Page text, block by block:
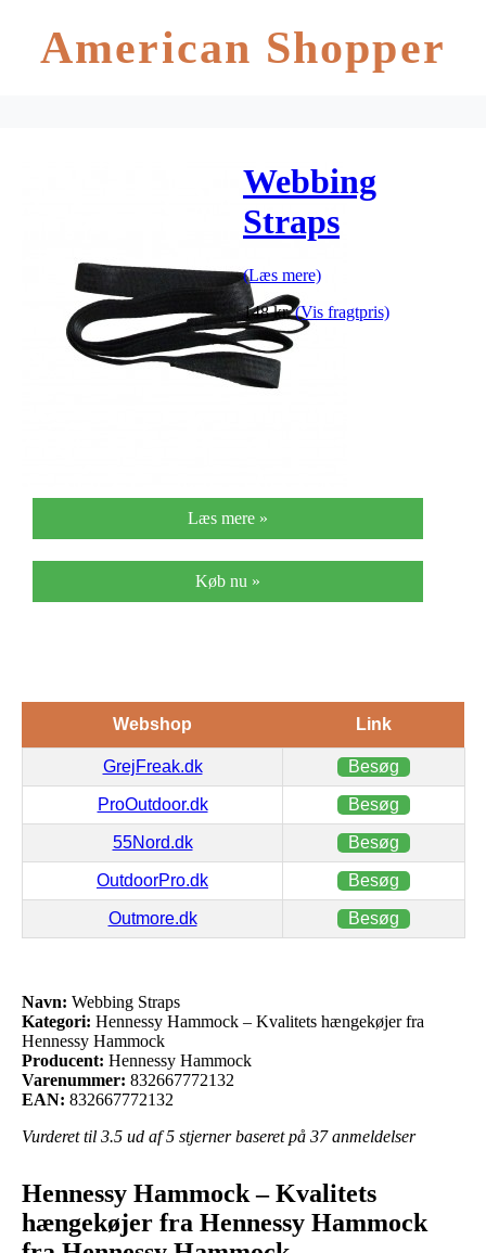
American Shopper
Webbing
Straps
(Læs mere)
148 kr. (Vis fragtpris)
Læs mere »
Køb nu »
Webshop Link
GrejFreak.dk Besøg
ProOutdoor.dk Besøg
55Nord.dk Besøg
OutdoorPro.dk Besøg
Outmore.dk Besøg
Navn: Webbing Straps
Kategori: Hennessy Hammock – Kvalitets hængekøjer fra
Hennessy Hammock
Producent: Hennessy Hammock
Varenummer: 832667772132
EAN: 832667772132
Vurderet til 3.5 ud af 5 stjerner baseret på 37anmeldelser
Hennessy Hammock – Kvalitets
hængekøjer fra Hennessy Hammock